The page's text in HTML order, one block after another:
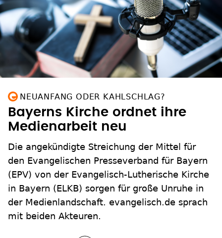
NEUANFANG ODER KAHLSCHLAG?
Bayerns Kirche ordnet ihre
Medienarbeit neu
Die angekündigte Streichung der Mittel für
den Evangelischen Presseverband für Bayern
(EPV) von der Evangelisch-Lutherische Kirche
in Bayern (ELKB) sorgen für große Unruhe in
der Medienlandschaft. evangelisch.de sprach
mit beiden Akteuren.